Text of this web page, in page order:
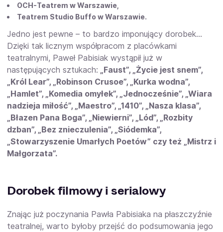
OCH-Teatrem w Warszawie,
Teatrem Studio Buffo w Warszawie.
Jedno jest pewne – to bardzo imponujący dorobek…
Dzięki tak licznym współpracom z placówkami
teatralnymi, Paweł Pabisiak wystąpił już w
następujących sztukach: „Faust”, „Życie jest snem”,
„Król Lear”, „Robinson Crusoe”, „Kurka wodna”,
„Hamlet”, „Komedia omyłek”, „Jednocześnie”, „Wiara
nadzieja miłość”, „Maestro”, „1410”, „Nasza klasa”,
„Błazen Pana Boga”, „Niewierni”, „Lód”, „Rozbity
dzban”, „Bez znieczulenia”, „Siódemka”,
„Stowarzyszenie Umarłych Poetów” czy też „Mistrz i
Małgorzata”.
Dorobek filmowy i serialowy
Znając już poczynania Pawła Pabisiaka na płaszczyźnie
teatralnej, warto byłoby przejść do podsumowania jego